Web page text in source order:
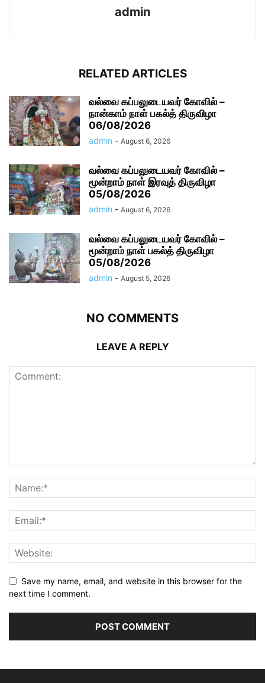
admin
RELATED ARTICLES
வல்வை கப்பலுடையவர் கோவில் –
நான்காம் நாள் பகல்த் திருவிழா
06/08/2026
admin - August 6, 2026
வல்வை கப்பலுடையவர் கோவில் –
மூன்றாம் நாள் இரவுத் திருவிழா
05/08/2026
admin - August 6, 2026
வல்வை கப்பலுடையவர் கோவில் –
மூன்றாம் நாள் பகல்த் திருவிழா
05/08/2026
admin - August 5, 2026
NO COMMENTS
LEAVE A REPLY
Save my name, email, and website in this browser for the
next time I comment.